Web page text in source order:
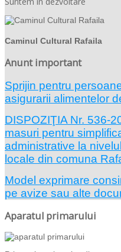
Caminul Cultural Rafaila
Anunt important
Sprijin pentru
asigurarii alimentelor
DISPOZIŢIA Nr. 536-
masuri pentru
administrative la
locale din comuna
Model exprimare
pe avize sau alte
Aparatul primarului